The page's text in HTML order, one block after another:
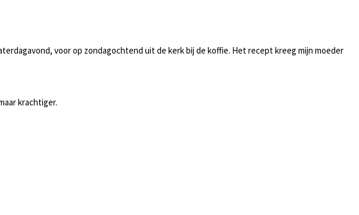
voor op zondagochtend uit de kerk bij de koffie. Het recept kreeg mijn moeder
krachtiger.